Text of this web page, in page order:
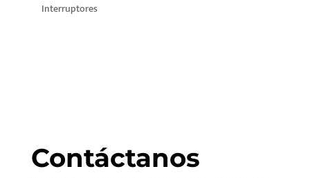
Interruptores
Contáctanos